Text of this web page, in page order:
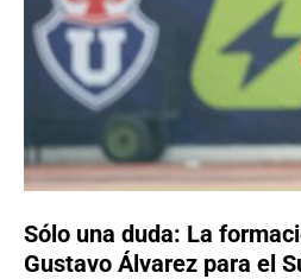
Sólo una duda: La
Gustavo Álvarez para el